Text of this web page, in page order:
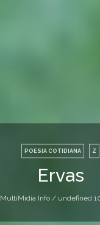
POESIA COTIDIANA Z
Ervas
MultiMidia Info / undefined